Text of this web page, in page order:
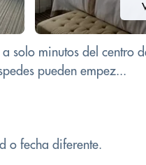
minutos del centro
pueden empez...
o fecha diferente.